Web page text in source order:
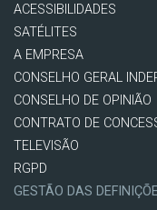
ACESSIBILIDADES
SATÉLITES
A EMPRESA
CONSELHO GERAL
CONSELHO DE OPINIÃO
CONTRATO DE
TELEVISÃO
RGPD
GESTÃO DAS